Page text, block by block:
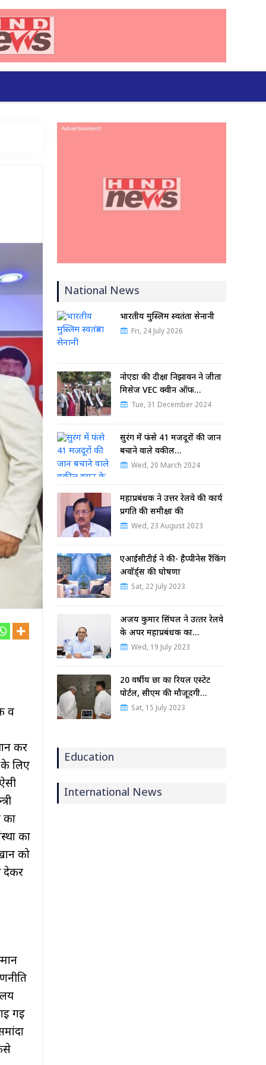
व
कर
के लिए
का
का
को
देकर
गई
National News
भारतीय मुस्लिम स्वतंत्रता सेनानी
Fri, 24 July 2026
नोएडा की दीक्षा निझावन ने जीता
मिसेज VEC क्वीन ऑफ…
Tue, 31 December 2024
सुरंग में फंसे 41 मजदूरों की जान
बचाने वाले वकील…
Wed, 20 March 2024
महाप्रबंधक ने उत्तर रेलवे की कार्य
प्रगति की समीक्षा की
Wed, 23 August 2023
एआईसीटीई ने की- हैप्पीनेस रैंकिंग
अवॉर्ड्स की घोषणा
Sat, 22 July 2023
अजय कुमार सिंघल ने उत्‍तर रेलवे
के अपर महाप्रबंधक का…
Wed, 19 July 2023
20 वर्षीय छात्र का रियल एस्टेट
पोर्टल, सीएम की मौजूदगी…
Sat, 15 July 2023
Education
International News